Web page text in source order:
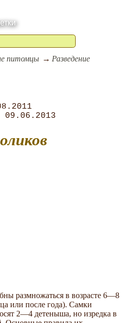
питомцы
Разведение
09.06.2013
размножаться в возрасте 6—8
или после года). Самки
2—4 детеныша, но изредка в